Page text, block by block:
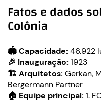
Fatos e dados
Colônia
🏟️ Capacidade: 46.922
🎉 Inauguração: 1923
🏗️ Arquitetos: Gerkan,
Bergermann Partner
🏠 Equipe principal: 1.